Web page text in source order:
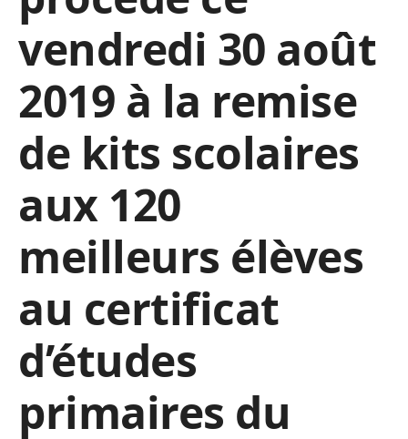
vendredi 30 août
2019 à la remise
de kits scolaires
aux 120
meilleurs élèves
au certificat
d’études
primaires du